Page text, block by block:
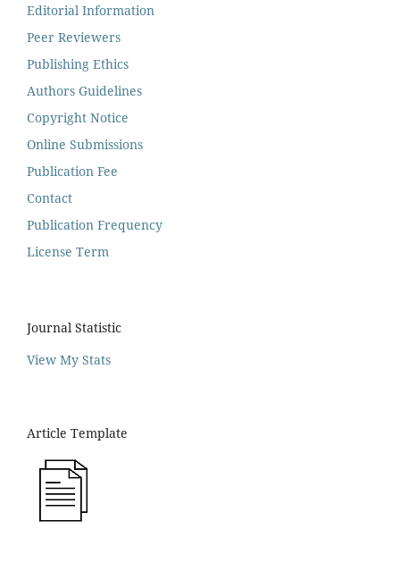
Editorial Information
Peer Reviewers
Publishing Ethics
Authors Guidelines
Copyright Notice
Online Submissions
Publication Fee
Contact
Publication Frequency
License Term
Journal Statistic
View My Stats
Article Template